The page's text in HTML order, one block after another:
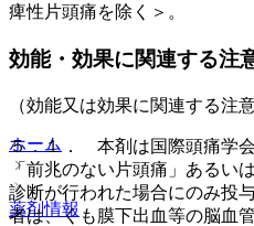
痺性片頭痛を除く＞。
効能・効果に関連する注
（効能又は効果に関連する注意
５．１． 本剤は国際頭痛学
「前兆のない片頭痛」あるい
診断が行われた場合にのみ投
者は、くも膜下出血等の脳血
ホーム
薬剤情報